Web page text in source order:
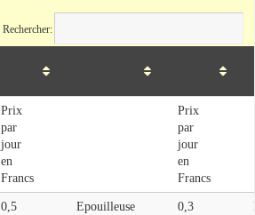
Rechercher:
Prix
par
jour
en
Francs
Prix
par
jour
en
Francs
0,5 Epouilleuse 0,3